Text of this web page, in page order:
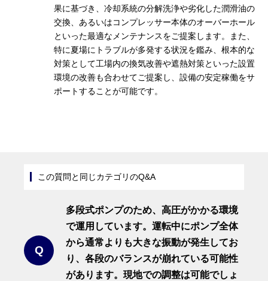
果に基づき、冷却系統の分解洗浄や劣化した潤滑油の
交換、あるいはコンプレッサー本体のオーバーホール
といった最適なメンテナンスをご提案します。また、
特に夏場にトラブルが多発する状況を鑑み、根本的な
対策として工場内の換気改善や遮熱対策といった設置
環境の改善も合わせてご提案し、設備の安定稼働をサ
ポートすることが可能です。
この質問と同じカテゴリのQ&A
Q
多段式ポンプのため、高圧がかかる環境
で運用しています。運転中にポンプ全体
から通常よりも大きな振動が発生してお
り、各段のバランスが崩れている可能性
があります。現地での調整は可能でしょ